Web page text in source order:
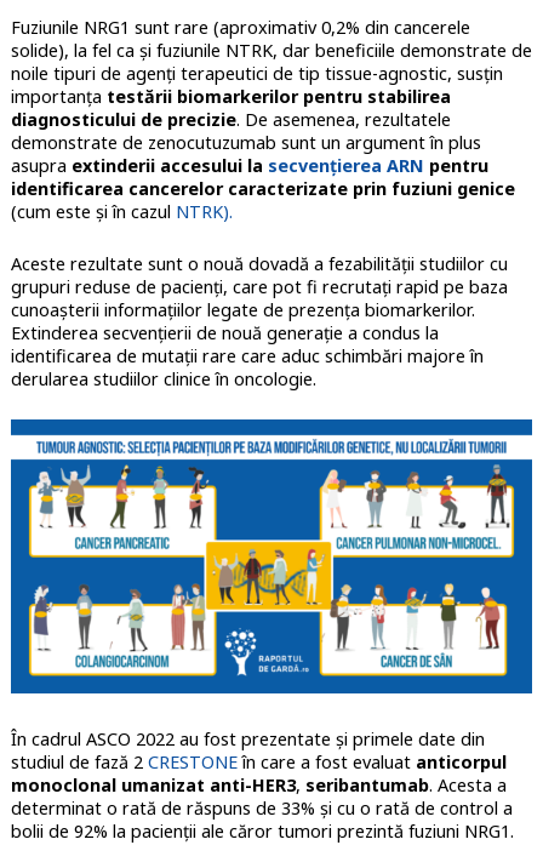
Fuziunile NRG1 sunt rare (aproximativ 0,2% din cancerele
solide), la fel ca și fuziunile NTRK, dar beneficiile demonstrate de
noile tipuri de agenți terapeutici de tip tissue-agnostic, susțin
importanța testării biomarkerilor pentru stabilirea
diagnosticului de precizie. De asemenea, rezultatele
demonstrate de zenocutuzumab sunt un argument în plus
asupra extinderii accesului la secvențierea ARN pentru
identificarea cancerelor caracterizate prin fuziuni genice
(cum este și în cazul NTRK).
Aceste rezultate sunt o nouă dovadă a fezabilității studiilor cu
grupuri reduse de pacienți, care pot fi recrutați rapid pe baza
cunoașterii informațiilor legate de prezența biomarkerilor.
Extinderea secvențierii de nouă generație a condus la
identificarea de mutații rare care aduc schimbări majore în
derularea studiilor clinice în oncologie.
În cadrul ASCO 2022 au fost prezentate și primele date din
studiul de fază 2 CRESTONEîn care a fost evaluatanticorpul
monoclonal umanizat anti-HER3, seribantumab. Acesta a
determinat o rată de răspuns de 33% și cu o rată de control a
bolii de 92% la pacienții ale căror tumori prezintă fuziuni NRG1.